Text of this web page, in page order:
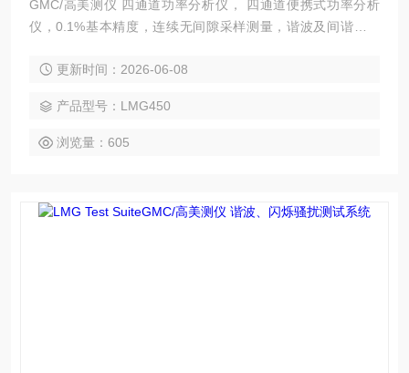
GMC/高美测仪 四通道功率分析仪， 四通道便携式功率分析
仪，0.1%基本精度，连续无间隙采样测量，谐波及间谐波分
电流传感器输入自动量程补偿
更新时间：2026-06-08
产品型号：LMG450
浏览量：605